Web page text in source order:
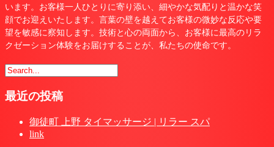
います。お客様一人ひとりに寄り添い、細やかな気配りと温かな笑
顔でお迎えいたします。言葉の壁を越えてお客様の微妙な反応や要
望を敏感に察知します。技術と心の両面から、お客様に最高のリラ
クゼーション体験をお届けすることが、私たちの使命です。
最近の投稿
御徒町 上野 タイマッサージ | リラー スパ
link